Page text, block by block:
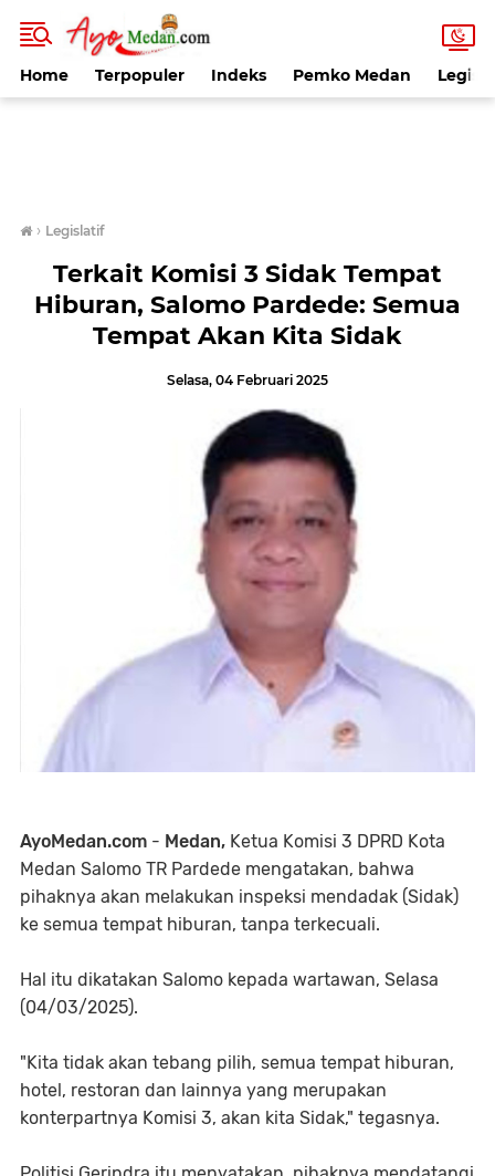
Home Terpopuler Indeks Pemko Medan
› Legislatif
Terkait Komisi 3 Sidak Tempat
Hiburan, Salomo Pardede: Semua
Tempat Akan Kita Sidak
Selasa, 04 Februari 2025
AyoMedan.com - Medan, Ketua Komisi 3 DPRD Kota
Medan Salomo TR Pardede mengatakan, bahwa
pihaknya akan melakukan inspeksi mendadak (Sidak)
ke semua tempat hiburan, tanpa terkecuali.
Hal itu dikatakan Salomo kepada wartawan, Selasa
(04/03/2025).
"Kita tidak akan tebang pilih, semua tempat hiburan,
hotel, restoran dan lainnya yang merupakan
konterpartnya Komisi 3, akan kita Sidak," tegasnya.